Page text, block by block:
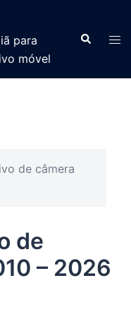
para
móvel
de câmera
de
– 2026